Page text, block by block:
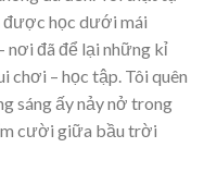
được học dưới mái
nơi đã để lại những kỉ
chơi – học tập. Tôi quên
sáng ấy nảy nở trong
cười giữa bầu trời